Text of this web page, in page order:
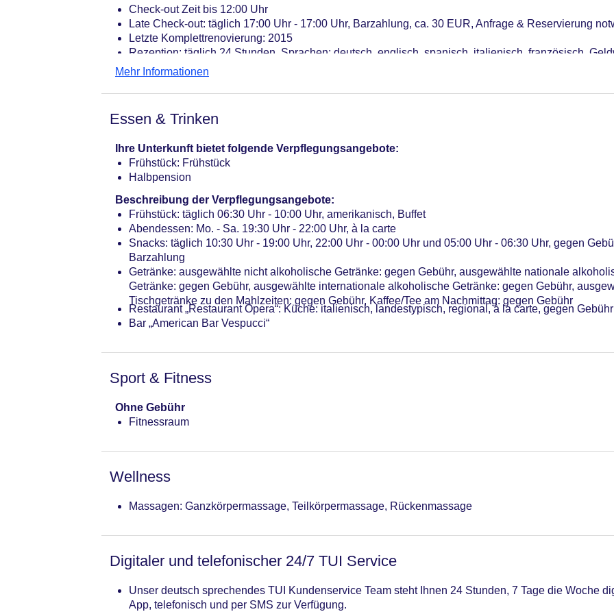
Check-out Zeit bis 12:00 Uhr
Late Check-out: täglich 17:00 Uhr - 17:00 Uhr, Barzahlung, ca. 30 EUR, Anfrage & Reservierung
Letzte Komplettrenovierung: 2015
Rezeption: täglich 24 Stunden, Sprachen: deutsch, englisch, spanisch, italienisch, französisch,
Gästebetreuung: Sprachen: deutsch, englisch, spanisch, italienisch, französisch
Gemeinschaftslounge/TV-Bereich
Internet: WLAN/WiFi, im gesamten Hotel (Anlage): ohne Gebühr, im öffentlichen Bereich, an der
Internetterminal: ohne Gebühr
Wäscheservice: gegen Gebühr
Concierge Service, Gepäckservice
Zahlungsarten: TUI Card / VISA, MasterCard, American Express, EC Karte/Maestro, die
Check In ist Pflicht
Haustier: Hund erlaubt: ohne Gebühr, Anfrage notwendig, Katze erlaubt: ohne Gebühr, Anfrage
Parkmöglichkeiten: Parkplatz (nach Verfügbarkeit), unbewacht: pro Tag ca. 20 EUR, Garage:
EUR
Businesscenter
Tagungseinrichtungen: Konferenzräume: 8, klimatisierte Tagungsräume, Tageslicht,
Coffee Breaks: Barzahlung, pro Person ca. 5 EUR
Zimmer: 129
Landeskategorie: 4 Sterne
Mehr Informationen
Essen & Trinken
Ihre Unterkunft bietet folgende Verpflegungsangebote:
Frühstück: Frühstück
Halbpension
Beschreibung der Verpflegungsangebote:
Frühstück: täglich 06:30 Uhr - 10:00 Uhr, amerikanisch, Buffet
Abendessen: Mo. - Sa. 19:30 Uhr - 22:00 Uhr, à la carte
Snacks: täglich 10:30 Uhr - 19:00 Uhr, 22:00 Uhr - 00:00 Uhr und 05:00 Uhr - 06:30 Uhr, gegen
Barzahlung
Getränke: ausgewählte nicht alkoholische Getränke: gegen Gebühr, ausgewählte nationale
Getränke: gegen Gebühr, ausgewählte internationale alkoholische Getränke: gegen Gebühr,
Tischgetränke zu den Mahlzeiten: gegen Gebühr, Kaffee/Tee am Nachmittag: gegen Gebühr
Restaurant „Restaurant Opera“: Küche: italienisch, landestypisch, regional, à la carte, gegen Gebühr
Bar „American Bar Vespucci“
Sport & Fitness
Ohne Gebühr
Fitnessraum
Wellness
Massagen: Ganzkörpermassage, Teilkörpermassage, Rückenmassage
Digitaler und telefonischer 24/7 TUI Service
Unser deutsch sprechendes TUI Kundenservice Team steht Ihnen 24 Stunden, 7 Tage die Woche
App, telefonisch und per SMS zur Verfügung.